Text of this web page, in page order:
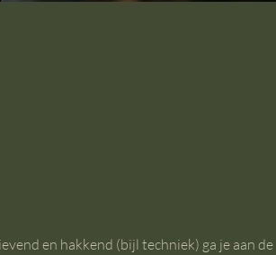
en hakkend (bijl techniek) ga je aan de